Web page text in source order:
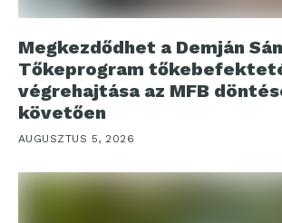
Megkezdődhet a Demján
Tőkeprogram
végrehajtása az MFB
követően
AUGUSZTUS 5, 2026